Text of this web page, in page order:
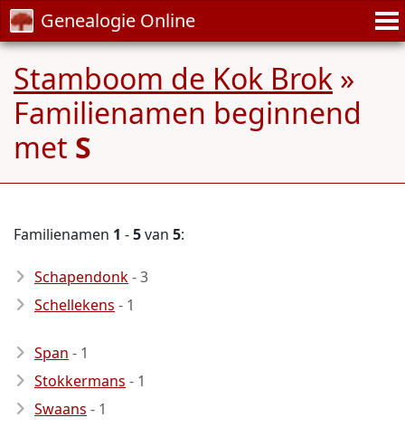
Genealogie Online
Stamboom de Kok Brok »
Familienamen beginnend
met S
Familienamen 1 -5van 5:
Schapendonk- 3
Schellekens - 1
Span - 1
Stokkermans - 1
Swaans - 1